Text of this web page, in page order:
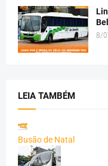
8/
LEIA TAMBÉM
Busão de Natal